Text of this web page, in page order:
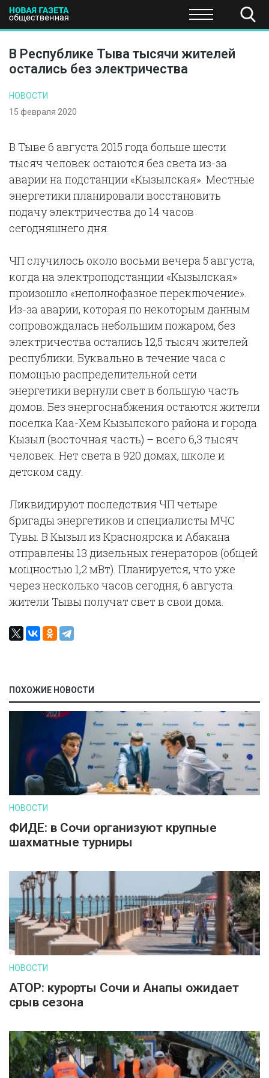
ПОЛИТИКА ЭКОНОМИКА НАУКА И
В Республике Тыва тысячи жителей
остались без электричества
НОВОСТИ
15 февраля 2020
В Тыве 6 августа 2015 года больше шести
тысяч человек остаются без света из-за
аварии на подстанции «Кызылская». Местные
энергетики планировали восстановить
подачу электричества до 14 часов
сегодняшнего дня.
ЧП случилось около восьми вечера 5 августа,
когда на электроподстанции «Кызылская»
произошло «неполнофазное переключение».
Из-за аварии, которая по некоторым данным
сопровождалась небольшим пожаром, без
электричества остались 12,5 тысяч жителей
республики. Буквально в течение часа с
помощью распределительной сети
энергетики вернули свет в большую часть
домов. Без энергоснабжения остаются жители
поселка Каа-Хем Кызылского района и города
Кызыл (восточная часть) – всего 6,3 тысяч
человек. Нет света в 920 домах, школе и
детском саду.
Ликвидируют последствия ЧП четыре
бригады энергетиков и специалисты МЧС
Тувы. В Кызыл из Красноярска и Абакана
отправлены 13 дизельных генераторов (общей
мощностью 1,2 мВт). Планируется, что уже
через несколько часов сегодня, 6 августа
жители Тывы получат свет в свои дома.
ПОХОЖИЕ НОВОСТИ
НОВОСТИ
ФИДЕ: в Сочи организуют крупные
шахматные турниры
НОВОСТИ
АТОР: курорты Сочи и Анапы ожидает
срыв сезона